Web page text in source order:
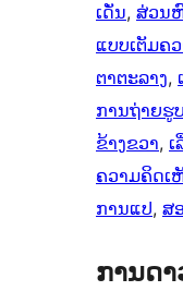
ເດັ່ນ, ສ່ວນ
ແບບເຕັມຄ
ຕາຕະລາງ,
ການຖ່າຍຮູບ
ຂ້າງຂວາ,
ຄວາມຄິດເ
ການແປ, ສ
ການດ